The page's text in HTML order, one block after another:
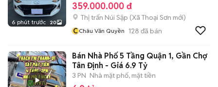
6 phút trước 20
359.000.000 đ
Thị trấn Núi Sập (Xã Thoại Sơn mới)
CChâu Văn Quyền 128 đã bán
Bán Nhà Phố 5 Tầng Quận 1, Gần Chợ
Tân Định - Giá 6.9 Tỷ
3 PN Nhà mặt phố, mặt tiền